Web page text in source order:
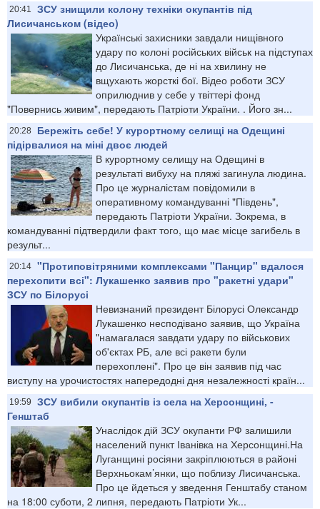
20:41
ЗСУ знищили колону техніки окупантів під
Лисичанськом (відео)
Українські захисники завдали нищівного
удару по колоні російських військ на підступах
до Лисичанська, де ні на хвилину не
вщухають жорсткі бої. Відео роботи ЗСУ
оприлюднив у себе у твіттері фонд
"Повернись живим", передають Патріоти України. . Його зн...
20:28
Бережіть себе! У курортному селищі на Одещині
підірвалися на міні двоє людей
В курортному селищу на Одещині в
результаті вибуху на пляжі загинула людина.
Про це журналістам повідомили в
оперативному командуванні "Південь",
передають Патріоти України. Зокрема, в
командуванні підтвердили факт того, що має місце загибель в
результ...
20:14 "Протиповітряними комплексами "Панцир" вдалося
перехопити всі": Лукашенко заявив про "ракетні удари"
ЗСУ по Білорусі
Невизнаний президент Білорусі Олександр
Лукашенко несподівано заявив, що Україна
"намагалася завдати удару по військових
об'єктах РБ, але всі ракети були
перехоплені". Про це він заявив під час
виступу на урочистостях напередодні дня незалежності країн...
19:59
ЗСУ вибили окупантів із села на Херсонщині, -
Генштаб
Унаслідок дій ЗСУ окупанти РФ залишили
населений пункт Іванівка на Херсонщині.На
Луганщині росіяни закріплюються в районі
Верхньокам’янки, що поблизу Лисичанська.
Про це йдеться у зведення Генштабу станом
на 18:00 суботи, 2 липня, передають Патріоти Ук...